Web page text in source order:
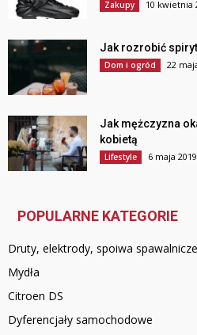
Zakupy 10 kwietnia
Jak rozrobić
Dom i ogród 22
Jak mężczyzna
kobietą
Lifestyle 6 maja 2019
POPULARNE KATEGORIE
Druty, elektrody, spoiwa spawalnicze
Mydła
Citroen DS
Dyferencjały samochodowe